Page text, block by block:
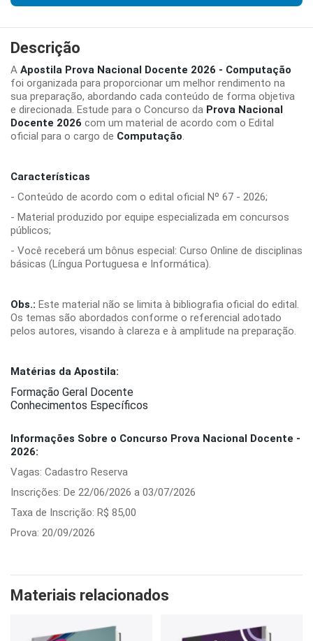
Descrição
A Apostila Prova Nacional Docente 2026 - Computação
foi organizada para proporcionar um melhor rendimento na
sua preparação, abordando cada conteúdo de forma objetiva
e direcionada. Estude para o Concurso da Prova Nacional
Docente 2026 com um material de acordo com o Edital
oficial para o cargo de Computação.
Características
- Conteúdo de acordo com o edital oficial Nº 67 - 2026;
- Material produzido por equipe especializada em concursos
públicos;
- Você receberá um bônus especial: Curso Online de disciplinas
básicas (Língua Portuguesa e Informática).
Obs.: Este material não se limita à bibliografia oficial do edital.
Os temas são abordados conforme o referencial adotado
pelos autores, visando à clareza e à amplitude na preparação.
Matérias da Apostila:
Formação Geral Docente
Conhecimentos Específicos
Informações Sobre o Concurso Prova Nacional Docente -
2026:
Vagas: Cadastro Reserva
Inscrições: De 22/06/2026 a 03/07/2026
Taxa de Inscrição: R$ 85,00
Prova: 20/09/2026
Materiais relacionados